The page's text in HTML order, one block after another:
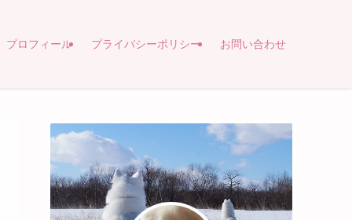
プロフィール プライバシーポリシー お問い合わせ